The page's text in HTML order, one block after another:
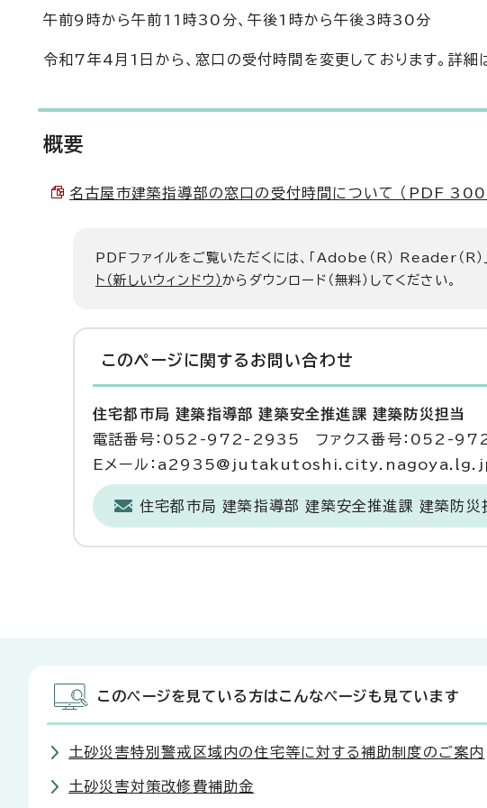
午前9時から午前11時30分、午後1時から午後3時30分
令和7年4月1日から、窓口の受付時間を変更しております。詳細
概要
名古屋市建築指導部の窓口の受付時間について （PDF
PDFファイルをご覧いただくには、「Adobe（R） Reader（R）
ト（新しいウィンドウ）からダウンロード（無料）してください。
このページに関する お問い合わせ
住宅都市局 建築指導部 建築安全推進課 建築防災担当
電話番号：052-972-2935 ファクス番号：052-
Eメール：
住宅都市局 建築指導部 建築安全推進課 建築防災
このページを見ている方はこんなページも見ています
土砂災害特別警戒区域内の住宅等に対する補助制度のご案内
土砂災害対策改修費補助金